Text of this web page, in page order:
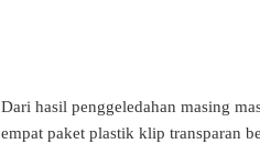
Dari hasil penggeledahan masing
empat paket plastik klip transparan